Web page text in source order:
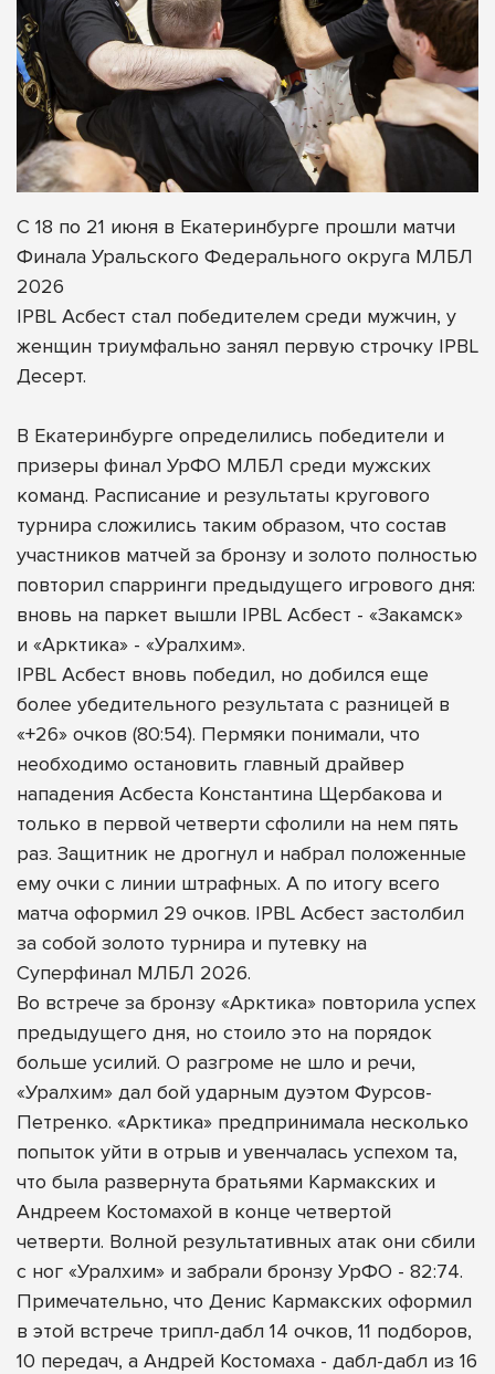
С 18 по 21 июня в Екатеринбурге прошли матчи
Финала Уральского Федерального округа МЛБЛ
2026
IPBL Асбест стал победителем среди мужчин, у
женщин триумфально занял первую строчку IPBL
Десерт.
В Екатеринбурге определились победители и
призеры финал УрФО МЛБЛ среди мужских
команд. Расписание и результаты кругового
турнира сложились таким образом, что состав
участников матчей за бронзу и золото полностью
повторил спарринги предыдущего игрового дня:
вновь на паркет вышли IPBL Асбест - «Закамск»
и «Арктика» - «Уралхим».
IPBL Асбест вновь победил, но добился еще
более убедительного результата с разницей в
«+26» очков (80:54). Пермяки понимали, что
необходимо остановить главный драйвер
нападения Асбеста Константина Щербакова и
только в первой четверти сфолили на нем пять
раз. Защитник не дрогнул и набрал положенные
ему очки с линии штрафных. А по итогу всего
матча оформил 29 очков. IPBL Асбест застолбил
за собой золото турнира и путевку на
Суперфинал МЛБЛ 2026.
Во встрече за бронзу «Арктика» повторила успех
предыдущего дня, но стоило это на порядок
больше усилий. О разгроме не шло и речи,
«Уралхим» дал бой ударным дуэтом Фурсов-
Петренко. «Арктика» предпринимала несколько
попыток уйти в отрыв и увенчалась успехом та,
что была развернута братьями Кармакских и
Андреем Костомахой в конце четвертой
четверти. Волной результативных атак они сбили
с ног «Уралхим» и забрали бронзу УрФО - 82:74.
Примечательно, что Денис Кармакских оформил
в этой встрече трипл-дабл 14 очков, 11 подборов,
10 передач, а Андрей Костомаха - дабл-дабл из 16